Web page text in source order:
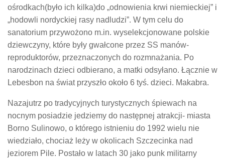
ośrodkach(było ich kilka)do „odnowienia krwi niemieckiej” i
„hodowli nordyckiej rasy nadludzi”. W tym celu do
sanatorium przywożono m.in. wyselekcjonowane polskie
dziewczyny, które były gwałcone przez SS manów-
reproduktorów, przeznaczonych do rozmnażania. Po
narodzinach dzieci odbierano, a matki odsyłano. Łącznie w
Lebesbon na świat przyszło około 6 tyś. dzieci. Makabra.
Nazajutrz po tradycyjnych turystycznych śpiewach na
nocnym posiadzie jedziemy do następnej atrakcji- miasta
Borno Sulinowo, o którego istnieniu do 1992 wielu nie
wiedziało, chociaż leży w okolicach Szczecinka nad
jeziorem Pile. Postało w latach 30 jako punk militarny